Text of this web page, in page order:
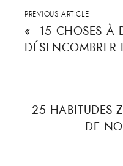
PREVIOUS ARTICLE
« 15 CHOSES À
DÉSENCOMBRER
25 HABITUDES
DE